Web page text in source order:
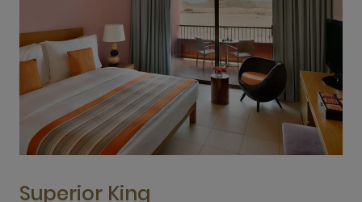
Superior King